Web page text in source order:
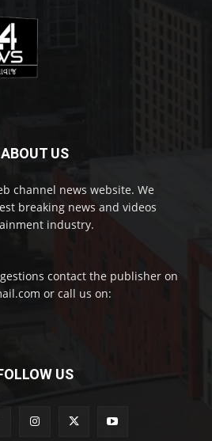
ABOUT US
channel news website. We
breaking news and videos
industry.
contact the publisher on
or call us on:
US